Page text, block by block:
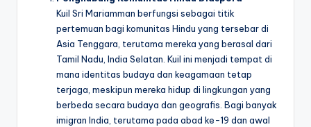
Kuil Sri Mariamman berfungsi sebagai titik
pertemuan bagi komunitas Hindu yang tersebar di
Asia Tenggara, terutama mereka yang berasal dari
Tamil Nadu, India Selatan. Kuil ini menjadi tempat di
mana identitas budaya dan keagamaan tetap
terjaga, meskipun mereka hidup di lingkungan yang
berbeda secara budaya dan geografis. Bagi banyak
imigran India, terutama pada abad ke-19 dan awal